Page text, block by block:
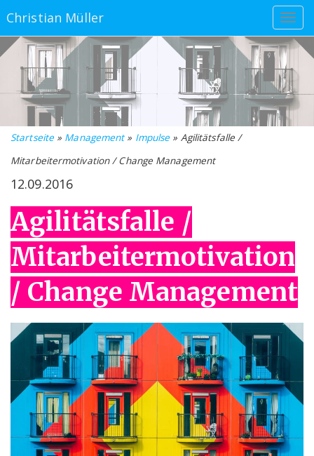
Christian Müller
Startseite » Management» Impulse » Agilitätsfalle /
Mitarbeitermotivation / Change Management
12.09.2016
Agilitätsfalle /
Mitarbeitermotivation
/ Change Management